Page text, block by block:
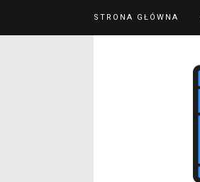
STRONA GŁÓWNA